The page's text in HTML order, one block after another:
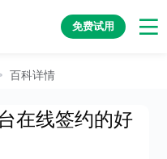
免费试用
百科详情
在线签约的好